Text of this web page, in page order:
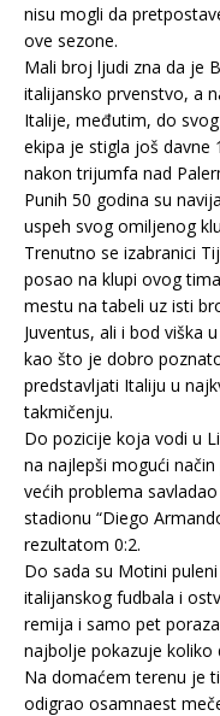
nisu mogli da
ove sezone.
Mali broj ljudi zna da je
italijansko prvenstvo, a
Italije, međutim, do
ekipa je stigla još davne
nakon trijumfa nad
Punih 50 godina su
uspeh svog omiljenog
Trenutno se izabranici
posao na klupi ovog
mestu na tabeli uz isti
Juventus, ali i bod viška
kao što je dobro
predstavljati Italiju u
takmičenju.
Do pozicije koja vodi u
na najlepši mogući
većih problema
stadionu “Diego
rezultatom 0:2.
Do sada su Motini
italijanskog fudbala i
remija i samo pet
najbolje pokazuje koliko
Na domaćem terenu je
odigrao osamnaest